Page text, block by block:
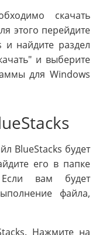
скачать
этого перейдите
и найдите раздел
и выберите
для Windows
BlueStacks будет
его в папке
вам будет
файла,
Нажмите на